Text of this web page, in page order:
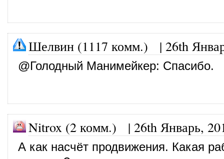
Шелвин (1117 комм.) | 26th
@Голодный Манимейкер: Спасибо.
Nitrox (2 комм.) | 26th Январь,
А как насчёт продвижения. Какая